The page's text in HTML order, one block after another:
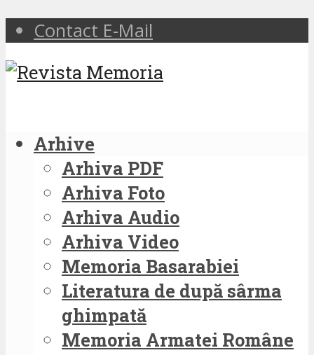
Contact E-Mail
Arhive
Arhiva PDF
Arhiva Foto
Arhiva Audio
Arhiva Video
Memoria Basarabiei
Literatura de după sârma
ghimpată
Memoria Armatei Române